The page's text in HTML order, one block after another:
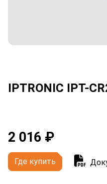
IPTRONIC IPT-
2 016 ₽
Где купить